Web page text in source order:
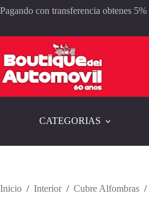
al
Pagando con transferencia obtenes
CATEGORIAS
Inicio / Interior / Cubre Alfombras /